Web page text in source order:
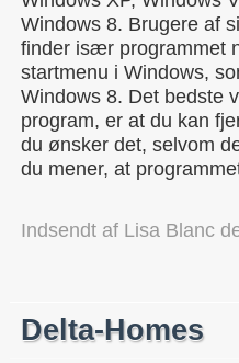
Windows 8. Brugere af
finder især programmet
startmenu i Windows,
Windows 8. Det bedste
program, er at du kan
du ønsker det, selvom
du mener, at
Indsendt af Lisa Blanc
Delta-Homes